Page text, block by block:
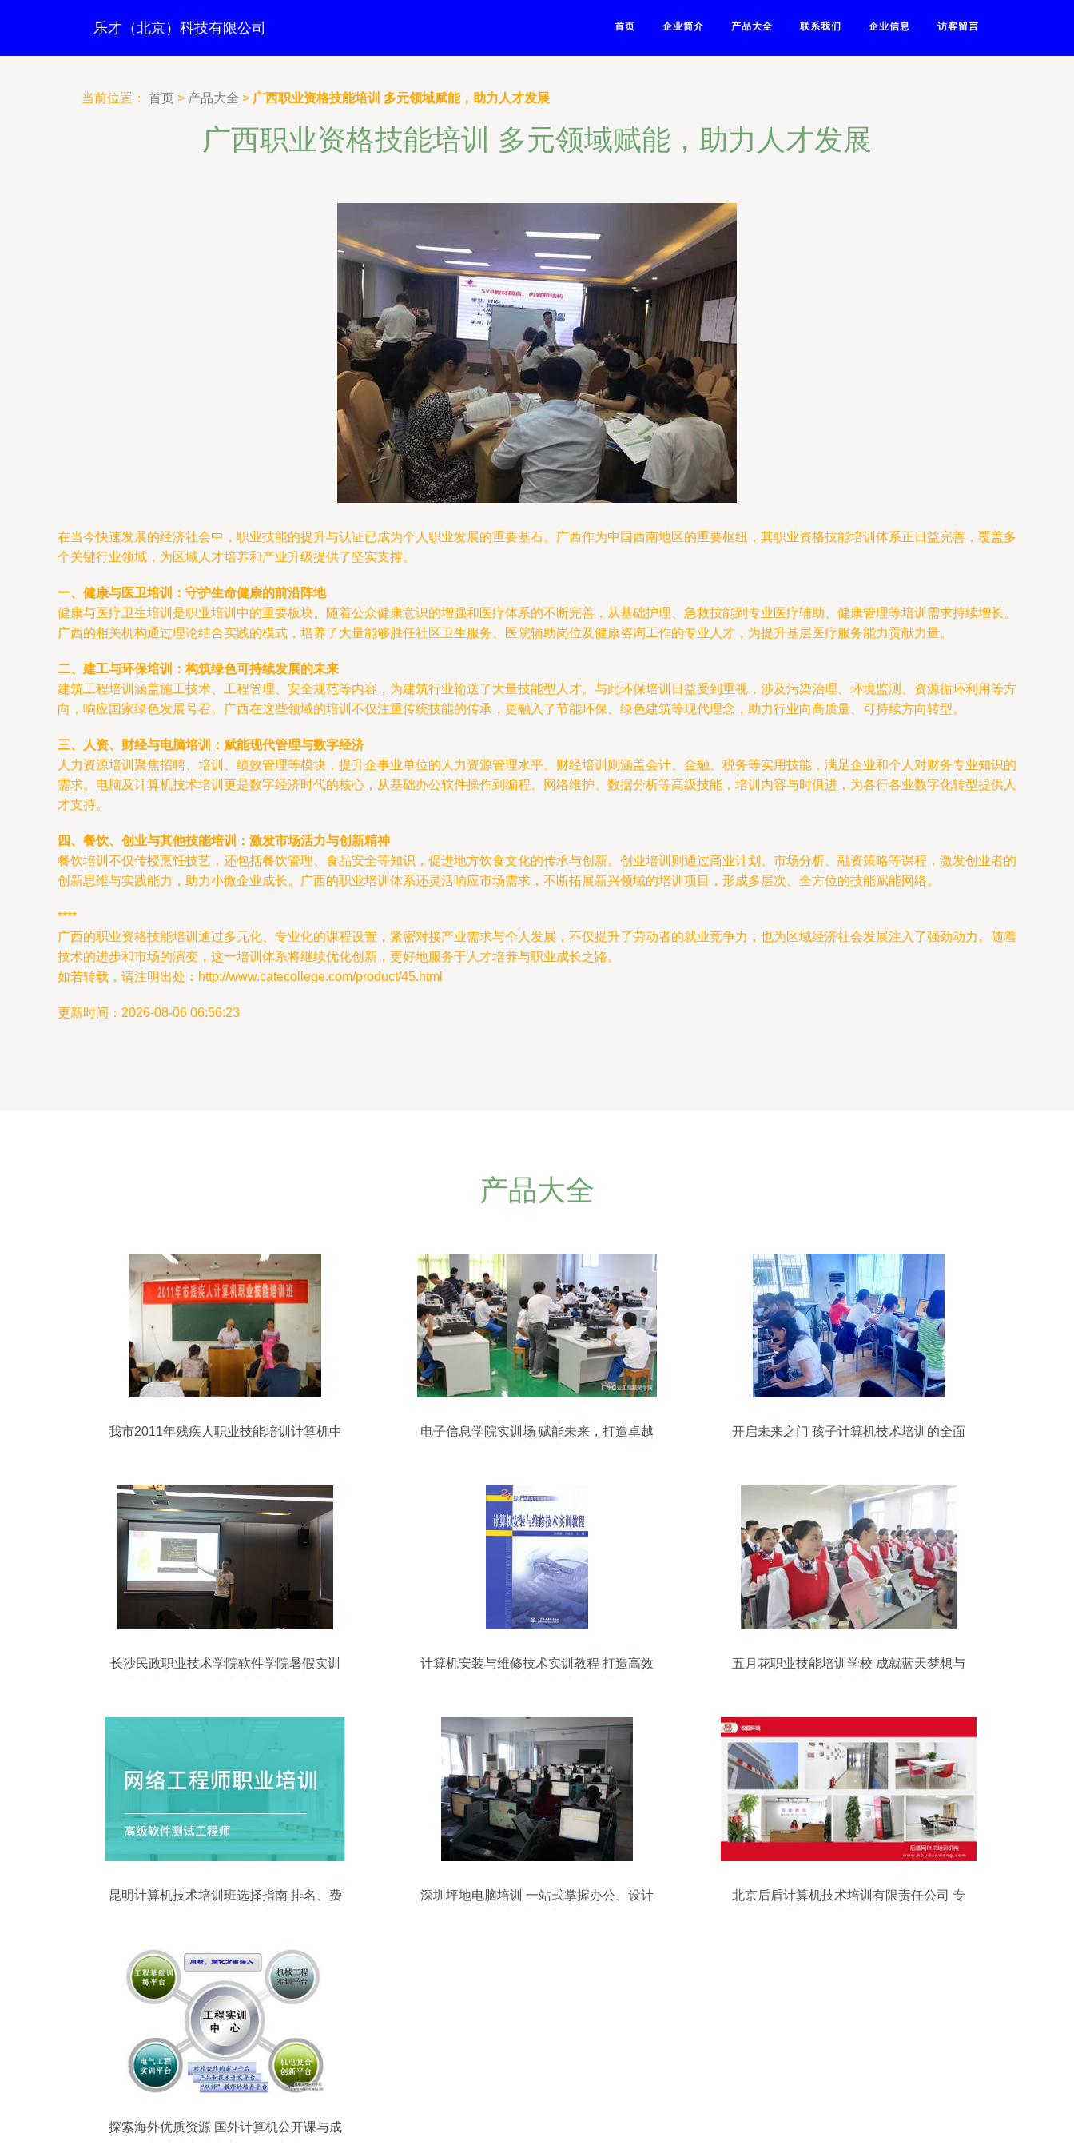
乐才（北京）科技有限公司 首页 企业简介 产品大全 联系我们 企业信息 访客留言
当前位置： 首页 > 产品大全 > 广西职业资格技能培训 多元领域赋能，助力人才发展
广西职业资格技能培训 多元领域赋能，助力人才发展
在当今快速发展的经济社会中，职业技能的提升与认证已成为个人职业发展的重要基石。广西作为中国西南地区的重要枢纽，其职业资格技能培训体系正日益完善，覆盖多
个关键行业领域，为区域人才培养和产业升级提供了坚实支撑。
一、健康与医卫培训：守护生命健康的前沿阵地
健康与医疗卫生培训是职业培训中的重要板块。随着公众健康意识的增强和医疗体系的不断完善，从基础护理、急救技能到专业医疗辅助、健康管理等培训需求持续增长。
广西的相关机构通过理论结合实践的模式，培养了大量能够胜任社区卫生服务、医院辅助岗位及健康咨询工作的专业人才，为提升基层医疗服务能力贡献力量。
二、建工与环保培训：构筑绿色可持续发展的未来
建筑工程培训涵盖施工技术、工程管理、安全规范等内容，为建筑行业输送了大量技能型人才。与此环保培训日益受到重视，涉及污染治理、环境监测、资源循环利用等方
向，响应国家绿色发展号召。广西在这些领域的培训不仅注重传统技能的传承，更融入了节能环保、绿色建筑等现代理念，助力行业向高质量、可持续方向转型。
三、人资、财经与电脑培训：赋能现代管理与数字经济
人力资源培训聚焦招聘、培训、绩效管理等模块，提升企事业单位的人力资源管理水平。财经培训则涵盖会计、金融、税务等实用技能，满足企业和个人对财务专业知识的
需求。电脑及计算机技术培训更是数字经济时代的核心，从基础办公软件操作到编程、网络维护、数据分析等高级技能，培训内容与时俱进，为各行各业数字化转型提供人
才支持。
四、餐饮、创业与其他技能培训：激发市场活力与创新精神
餐饮培训不仅传授烹饪技艺，还包括餐饮管理、食品安全等知识，促进地方饮食文化的传承与创新。创业培训则通过商业计划、市场分析、融资策略等课程，激发创业者的
创新思维与实践能力，助力小微企业成长。广西的职业培训体系还灵活响应市场需求，不断拓展新兴领域的培训项目，形成多层次、全方位的技能赋能网络。
****
广西的职业资格技能培训通过多元化、专业化的课程设置，紧密对接产业需求与个人发展，不仅提升了劳动者的就业竞争力，也为区域经济社会发展注入了强劲动力。随着
技术的进步和市场的演变，这一培训体系将继续优化创新，更好地服务于人才培养与职业成长之路。
如若转载，请注明出处：http://www.catecollege.com/product/45.html
更新时间：2026-08-06 06:56:23
产品大全
我市2011年残疾人职业技能培训计算机中
电子信息学院实训场 赋能未来，打造卓越
开启未来之门 孩子计算机技术培训的全面
长沙民政职业技术学院软件学院暑假实训
计算机安装与维修技术实训教程 打造高效
五月花职业技能培训学校 成就蓝天梦想与
昆明计算机技术培训班选择指南 排名、费
深圳坪地电脑培训 一站式掌握办公、设计
北京后盾计算机技术培训有限责任公司 专
探索海外优质资源 国外计算机公开课与成